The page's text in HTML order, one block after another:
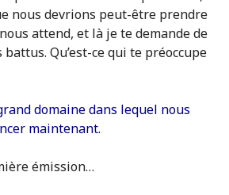
nous devrions peut-être prendre
attend, et là je te demande de
Qu’est-ce qui te préoccupe
domaine dans lequel nous
maintenant.
émission…